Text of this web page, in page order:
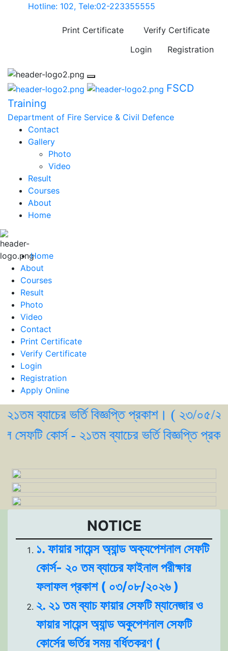
Hotline: 102, Tele:02-223355555
Print Certificate
Verify Certificate
Login
Registration
FSCD
Training
Department of Fire Service & Civil Defence
Contact
Gallery
Photo
Video
Result
Courses
About
Home
Home
About
Courses
Result
Photo
Video
Contact
Print Certificate
Verify Certificate
Login
Registration
Apply Online
ব্যাচের ভর্তি বিজ্ঞপ্তি প্রকাশ। ( ২৩/০৫/২০২৬ )
কোর্স - ২১তম ব্যাচের ভর্তি বিজ্ঞপ্তি
NOTICE
১. ফায়ার সায়েন্স অ্যান্ড অক্যপেশনাল সেফটি
কোর্স- ২০ তম ব্যাচের ফাইনাল পরীক্ষার
ফলাফল প্রকাশ ( ০৩/০৮/২০২৬ )
২. ২১ তম ব্যাচ ফায়ার সেফটি ম্যানেজার ও
ফায়ার সায়েন্স অ্যান্ড অকুপেশনাল সেফটি
কোর্সের ভর্তির সময় বর্ধিতকরণ (